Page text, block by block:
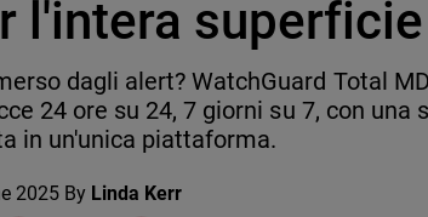
l'intera
dagli alert? WatchGuard Total
24 ore su 24, 7 giorni su 7, con
in un'unica piattaforma.
2025 By Linda Kerr